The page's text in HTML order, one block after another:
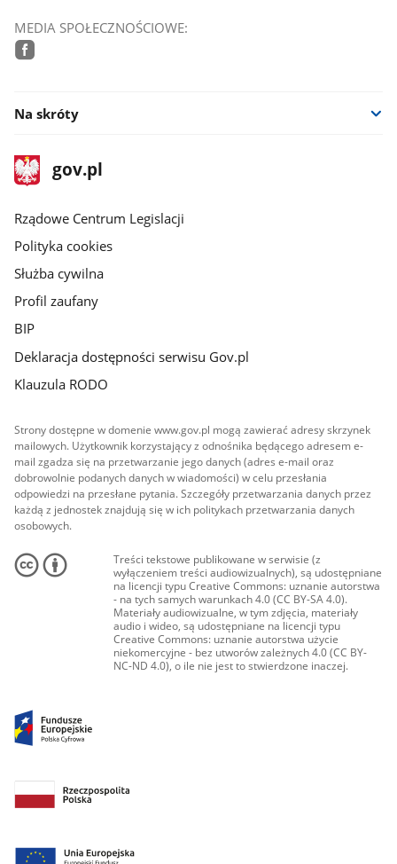
MEDIA SPOŁECZNOŚCIOWE:
Na skróty
stopka
gov.plStrona
gov.pl
Rządowe Centrum Legislacji
Polityka cookies
Służba cywilna
Profil zaufany
BIP
Deklaracja dostępności serwisu Gov.pl
Klauzula RODO
Strony dostępne w domenie www.gov.pl mogą zawierać adresy skrzynek
mailowych. Użytkownik korzystający z odnośnika będącego adresem e-
mail zgadza się na przetwarzanie jego danych (adres e-mail oraz
dobrowolnie podanych danych w wiadomości) w celu przesłania
odpowiedzi na przesłane pytania. Szczegóły przetwarzania danych przez
każdą z jednostek znajdują się w ich politykach przetwarzania danych
osobowych.
Treści tekstowe publikowane w serwisie (z
wyłączeniem treści audiowizualnych), są udostępniane
na licencji typu Creative Commons: uznanie autorstwa
- na tych samych warunkach 4.0 (CC BY-SA 4.0).
Materiały audiowizualne, w tym zdjęcia, materiały
audio i wideo, są udostępniane na licencji typu
Creative Commons: uznanie autorstwa użycie
niekomercyjne - bez utworów zależnych 4.0 (CC BY-
NC-ND 4.0), o ile nie jest to stwierdzone inaczej.